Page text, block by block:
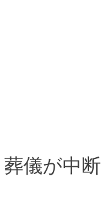
儀が中断